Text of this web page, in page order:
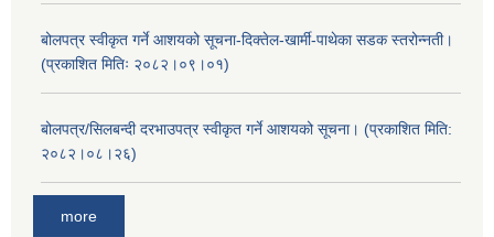
बोलपत्र स्वीकृत गर्ने आशयको सूचना-दिक्तेल-खार्मी-पाथेका सडक स्तरोन्नती।
(प्रकाशित मितिः २०८२।०९।०१)
बोलपत्र/सिलबन्दी दरभाउपत्र स्वीकृत गर्ने आशयको सूचना। (प्रकाशित मिति:
२०८२।०८।२६)
more